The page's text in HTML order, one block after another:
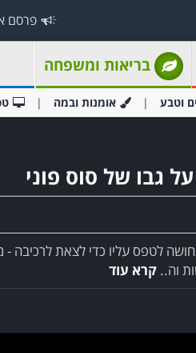
פרסם
בריאות ומשפחה
וטבע אומנות ובמה
גבו של סוס פוני
לטפס עליו כדי לצאת לרכיבה
וה.. קרא עוד